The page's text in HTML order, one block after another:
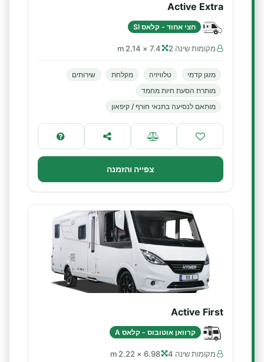
Active Extra
חצי אחוד - קלאס SI
מקומות שינה 2 7.4 × 2.14 m
מזגן קדמי טלוויזיה מקלחת
שירותים
מותרת הסעת חיות מחמד
מותאם לנסיעה בתנאי חורף / קיפאון
צפייה והזמנה
Active First
קרוואן אוטובוס - קלאס A
מקומות שינה 4 6.98 × 2.22 m